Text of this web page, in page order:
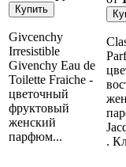
Givcenchy
Irresistible
Givenchy Eau de
Toilette Fraiche -
цветочный
фруктовый
женский
парфюм...
.